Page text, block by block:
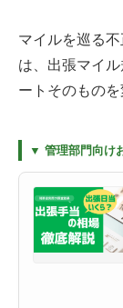
マイルを巡る
は、出張マイ
ートそのものを
▼ 管理部門向け